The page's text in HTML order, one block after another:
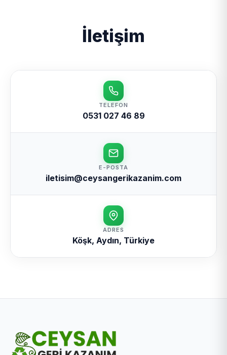
İletişim
TELEFON
0531 027 46 89
E-POSTA
iletisim@ceysangerikazanim.com
ADRES
Köşk, Aydın, Türkiye